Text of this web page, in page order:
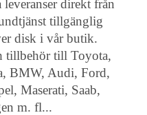
direkt från
tillgänglig
disk i vår butik.
tillbehör till Toyota,
BMW, Audi, Ford,
Maserati, Saab,
m. fl...